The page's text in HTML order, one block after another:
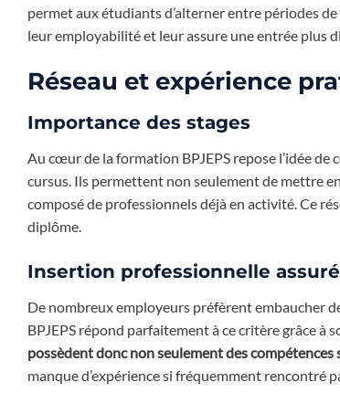
permet aux étudiants d’alterner entre périodes
leur employabilité et leur assure une entrée plus
Réseau et expérience
Importance des stages
Au cœur de la formation BPJEPS repose l’idée
cursus. Ils permettent non seulement de mettre
composé de professionnels déjà en activité. Ce
diplôme.
Insertion professionnelle
De nombreux employeurs préfèrent embaucher
BPJEPS répond parfaitement à ce critère grâce à
possèdent donc non seulement des compétences
manque d’expérience si fréquemment rencontré